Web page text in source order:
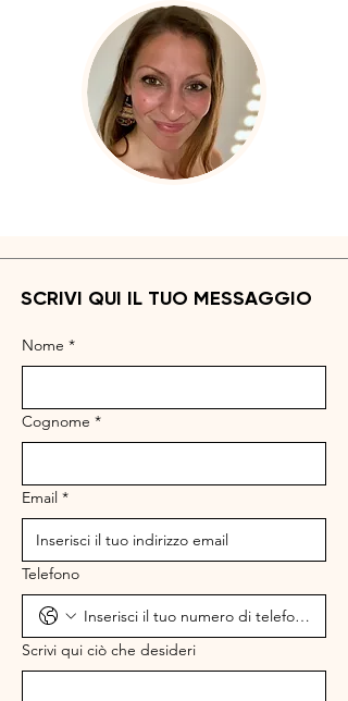
SCRIVI QUI IL TUO MESSAGGIO
Nome *
Cognome *
Email *
Telefono
Scrivi qui ciò che desideri